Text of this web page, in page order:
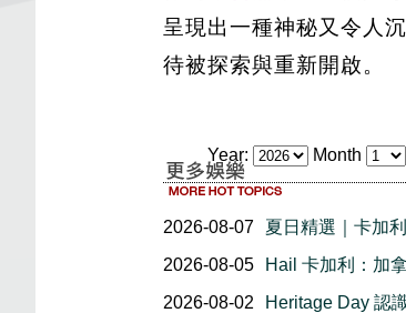
呈現出一種神秘又令人
待被探索與重新開啟。
Year: Month
2026-08-07
夏日精選｜卡加
2026-08-05
Hail 卡加利：加
2026-08-02
Heritage Day 認